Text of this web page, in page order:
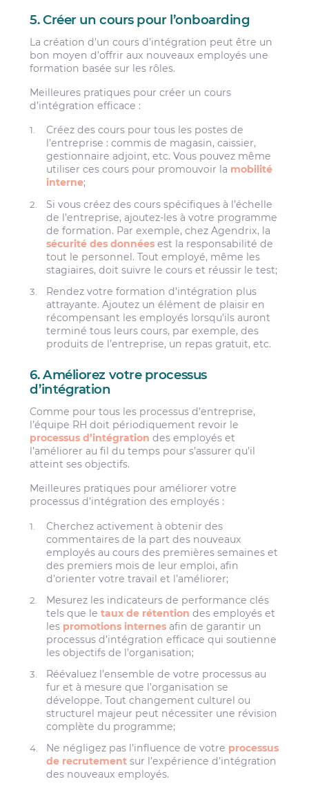
5. Créer un cours pour l’onboarding
La création d’un cours d’intégration peut être un
bon moyen d’offrir aux nouveaux employés une
formation basée sur les rôles.
Meilleures pratiques pour créer un cours
d’intégration efficace :
Créez des cours pour tous les postes de
l’entreprise : commis de magasin, caissier,
gestionnaire adjoint, etc. Vous pouvez même
utiliser ces cours pour promouvoir la mobilité
interne;
Si vous créez des cours spécifiques à l’échelle
de l’entreprise, ajoutez-les à votre programme
de formation. Par exemple, chez Agendrix, la
sécurité des données est la responsabilité de
tout le personnel. Tout employé, même les
stagiaires, doit suivre le cours et réussir le test;
Rendez votre formation d’intégration plus
attrayante. Ajoutez un élément de plaisir en
récompensant les employés lorsqu’ils auront
terminé tous leurs cours, par exemple, des
produits de l’entreprise, un repas gratuit, etc.
6. Améliorez votre processus
d’intégration
Comme pour tous les processus d’entreprise,
l’équipe RH doit périodiquement revoir le
processus d’intégration des employés et
l’améliorer au fil du temps pour s’assurer qu’il
atteint ses objectifs.
Meilleures pratiques pour améliorer votre
processus d’intégration des employés :
Cherchez activement à obtenir des
commentaires de la part des nouveaux
employés au cours des premières semaines et
des premiers mois de leur emploi, afin
d’orienter votre travail et l’améliorer;
Mesurez les indicateurs de performance clés
tels que letaux de rétention des employés et
les promotions internes afin de garantir un
processus d’intégration efficace qui soutienne
les objectifs de l’organisation;
Réévaluez l’ensemble de votre processus au
fur et à mesure que l’organisation se
développe. Tout changement culturel ou
structurel majeur peut nécessiter une révision
complète du programme;
Ne négligez pas l’influence de votre processus
de recrutement sur l’expérience d’intégration
des nouveaux employés.